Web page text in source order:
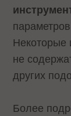
Некоторые
не
других
Более